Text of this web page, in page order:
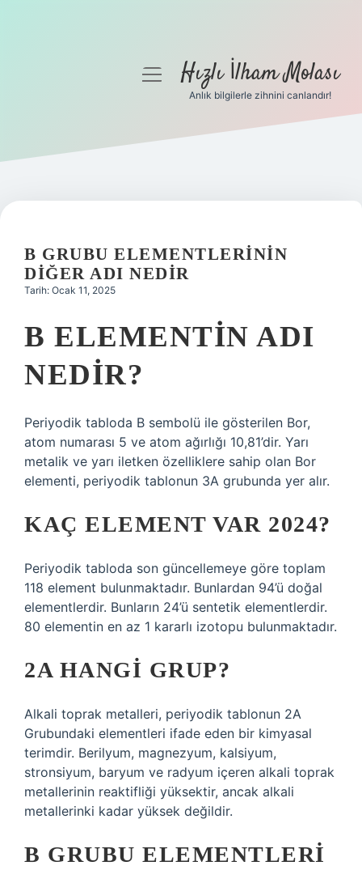
Gizlilik Politikası
Yasal Uyarı
menüyüHızlı İlham Molası
Anlık bilgilerle zihnini canlandır!
B GRUBU ELEMENTLERININ
DIĞER ADI NEDIR
Tarih: Ocak 11, 2025
B ELEMENTIN ADI
NEDIR?
Periyodik tabloda B sembolü ile gösterilen Bor,
atom numarası 5 ve atom ağırlığı 10,81’dir. Yarı
metalik ve yarı iletken özelliklere sahip olan Bor
elementi, periyodik tablonun 3A grubunda yer alır.
KAÇ ELEMENT VAR 2024?
Periyodik tabloda son güncellemeye göre toplam
118 element bulunmaktadır. Bunlardan 94’ü doğal
elementlerdir. Bunların 24’ü sentetik elementlerdir.
80 elementin en az 1 kararlı izotopu bulunmaktadır.
2A HANGI GRUP?
Alkali toprak metalleri, periyodik tablonun 2A
Grubundaki elementleri ifade eden bir kimyasal
terimdir. Berilyum, magnezyum, kalsiyum,
stronsiyum, baryum ve radyum içeren alkali toprak
metallerinin reaktifliği yüksektir, ancak alkali
metallerinki kadar yüksek değildir.
B GRUBU ELEMENTLERI